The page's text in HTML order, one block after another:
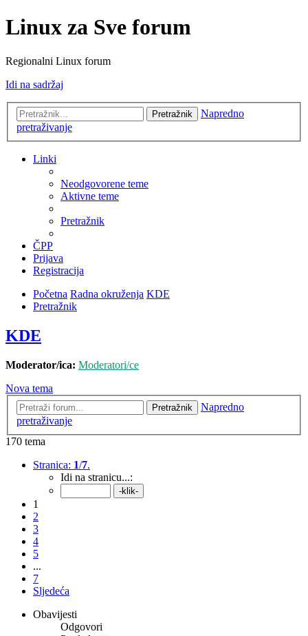
Linux za Sve forum
Regionalni Linux forum
Idi na sadržaj
Pretražnik
Napredno
pretraživanje
Linki
Neodgovorene teme
Aktivne teme
Pretražnik
ČPP
Prijava
Registracija
Početna Radna okruženja KDE
Pretražnik
KDE
Moderator/ica: Moderatori/ce
Nova tema
Pretražnik
Napredno
pretraživanje
170 tema
Stranica: 1/7.
Idi na stranicu...:
1
2
3
4
5
...
7
Sljedeća
Obavijesti
Odgovori